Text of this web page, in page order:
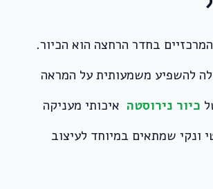
בחדר הרחצה הוא הכיור.
להשפיע משמעותית על המראה
כיור נירוסטה איכותי מעניקה
ונקי שמתאים במיוחד לעיצוב